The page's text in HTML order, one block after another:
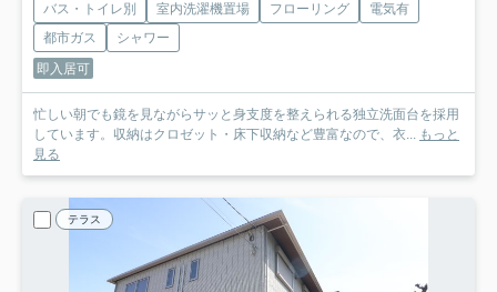
バス・トイレ別 室内洗濯機置場 フローリング
電気有
都市ガス
シャワー
即入居可
忙しい朝でも鏡を見ながらサッと身支度を整えられる独立洗面台を採用
しています。収納はクロゼット・床下収納など豊富なので、衣... もっと
見る
テラス